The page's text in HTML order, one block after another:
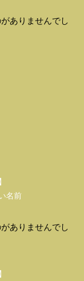
ありませんでし
名前
ありませんでし